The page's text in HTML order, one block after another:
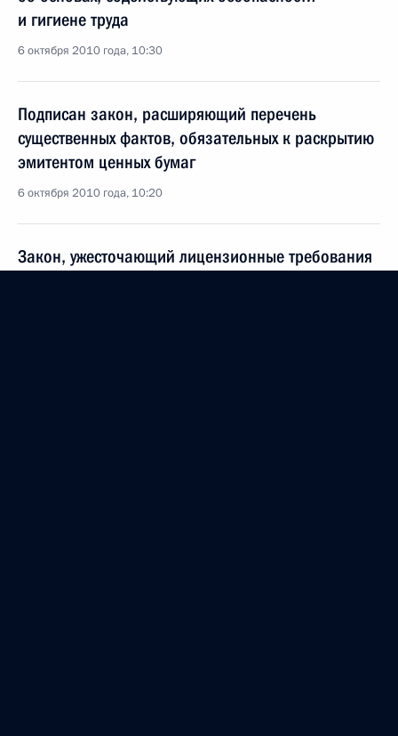
и гигиене труда
6 октября 2010 года, 10:30
Подписан закон, расширяющий перечень
существенных фактов, обязательных к раскрытию
эмитентом ценных бумаг
6 октября 2010 года, 10:20
Закон, ужесточающий лицензионные требования